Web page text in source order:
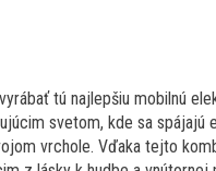
tú najlepšiu mobilnú
svetom, kde sa spájajú
vrchole. Vďaka tejto